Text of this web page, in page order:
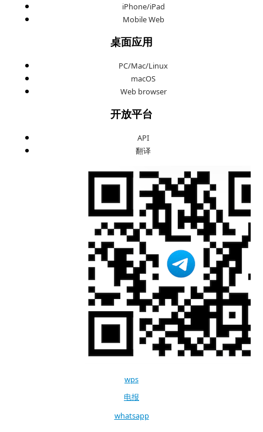
iPhone/iPad
Mobile Web
桌面应用
PC/Mac/Linux
macOS
Web browser
开放平台
API
翻译
wps
电报
whatsapp